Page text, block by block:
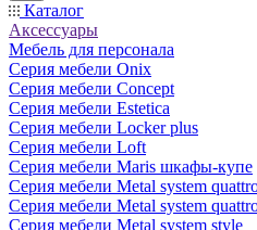
Каталог
Аксессуары
Мебель для персонала
Серия мебели Onix
Серия мебели Concept
Серия мебели Estetica
Серия мебели Locker plus
Серия мебели Loft
Серия мебели Maris шкафы-купе
Серия мебели Metal system
Серия мебели Metal system
Серия мебели Metal system style